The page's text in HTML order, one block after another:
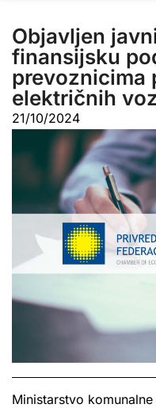
Objavljen
finansijsku
prevoznicima
električnih
21/10/2024
Ministarstvo